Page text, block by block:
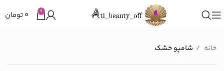
0 ۰تومان
خانه شامپو خشک